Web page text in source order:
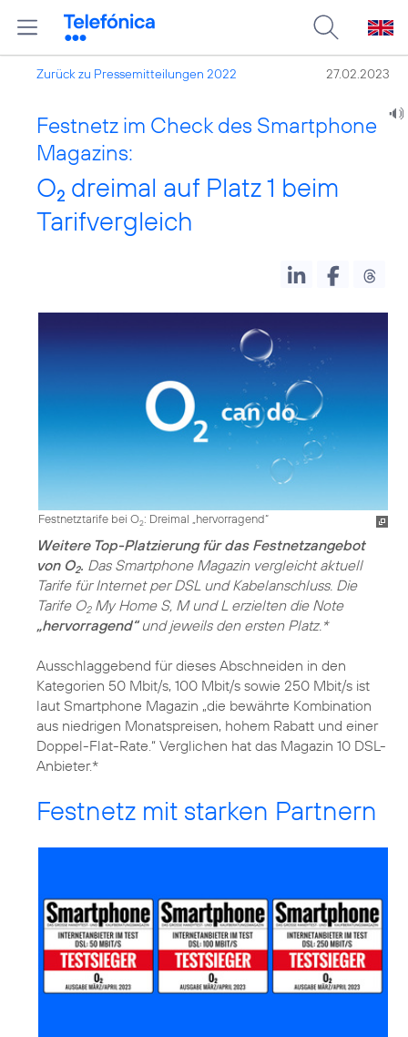
Zurück zu Pressemitteilungen 2022 27.02.2023
Festnetz im Check des Smartphone
Magazins:
O2 dreimal auf Platz 1 beim
Tarifvergleich
Festnetztarife bei O2: Dreimal „hervorragend“
Weitere Top-Platzierung für das Festnetzangebot
von O2. Das Smartphone Magazin vergleicht aktuell
Tarife für Internet per DSL und Kabelanschluss. Die
Tarife O2My Home S, M und L erzielten die Note
„hervorragend“und jeweils den ersten Platz.*
Ausschlaggebend für dieses Abschneiden in den
Kategorien 50 Mbit/s, 100 Mbit/s sowie 250 Mbit/s ist
laut Smartphone Magazin „die bewährte Kombination
aus niedrigen Monatspreisen, hohem Rabatt und einer
Doppel-Flat-Rate.“ Verglichen hat das Magazin 10 DSL-
Anbieter.*
Festnetz mit starken Partnern